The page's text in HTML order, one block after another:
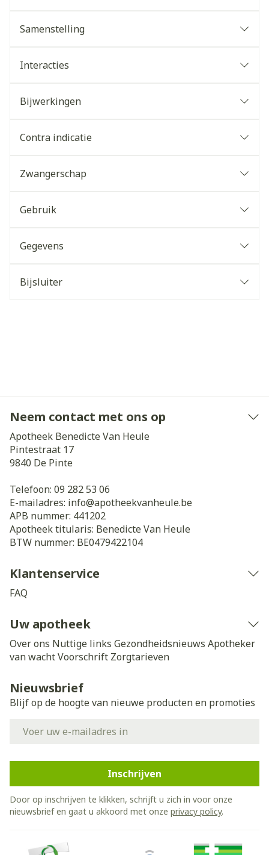
Samenstelling
Interacties
Bijwerkingen
Contra indicatie
Zwangerschap
Gebruik
Gegevens
Bijsluiter
Neem contact met ons op
Apotheek Benedicte Van Heule
Pintestraat 17
9840 De Pinte
Telefoon: 09 282 53 06
E-mailadres: info@apotheekvanheule.be
APB nummer: 441202
Apotheek titularis: Benedicte Van Heule
BTW nummer: BE0479422104
Klantenservice
FAQ
Uw apotheek
Over ons Nuttige links Gezondheidsnieuws Apotheker
van wachtVoorschrift Zorgtarieven
Nieuwsbrief
Blijf op de hoogte van nieuwe producten en promoties
Inschrijven
Door op inschrijven te klikken, schrijft u zich in voor onze
nieuwsbrief en gaat u akkoord met onze privacy policy.